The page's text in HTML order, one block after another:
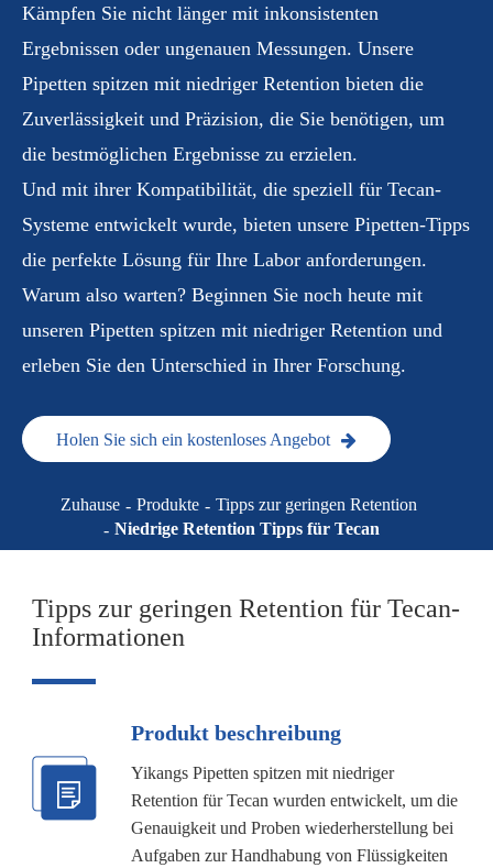
Kämpfen Sie nicht länger mit inkonsistenten
Ergebnissen oder ungenauen Messungen. Unsere
Pipetten spitzen mit niedriger Retention bieten die
Zuverlässigkeit und Präzision, die Sie benötigen, um
die bestmöglichen Ergebnisse zu erzielen.
Und mit ihrer Kompatibilität, die speziell für Tecan-
Systeme entwickelt wurde, bieten unsere Pipetten-Tipps
die perfekte Lösung für Ihre Labor anforderungen.
Warum also warten? Beginnen Sie noch heute mit
unseren Pipetten spitzen mit niedriger Retention und
erleben Sie den Unterschied in Ihrer Forschung.
Holen Sie sich ein kostenloses Angebot
Zuhause Produkte
Tipps zur geringen Retention
Niedrige Retention Tipps für Tecan
Tipps zur geringen Retention für Tecan-
Informationen
Produkt beschreibung
Yikangs Pipetten spitzen mit niedriger
Retention für Tecan wurden entwickelt, um die
Genauigkeit und Proben wiederherstellung bei
Aufgaben zur Handhabung von Flüssigkeiten